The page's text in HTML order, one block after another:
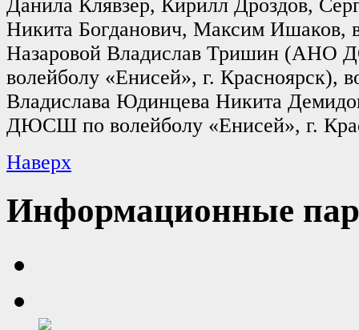
Данила Клявзер, Кирилл Дроздов,
Никита Богданович, Максим Ишаков,
Назаровой Владислав Тришин
волейболу «Енисей», г. Красноярск),
Владислава Юдинцева Никита
ДЮСШ по волейболу «Енисей», г.
Наверх
Информационные